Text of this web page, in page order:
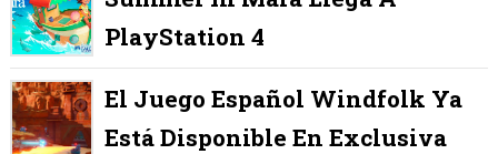
PlayStation 4
El Juego Español Windfolk Ya
Está Disponible En Exclusiva